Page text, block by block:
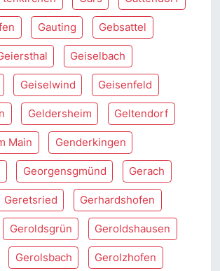
Gauting Gebsattel
Geiselbach
Geiselwind Geisenfeld
Geldersheim Geltendorf
Main Genderkingen
Georgensgmünd Gerach
Geretsried Gerhardshofen
Geroldsgrün Geroldshausen
Gerolsbach Gerolzhofen